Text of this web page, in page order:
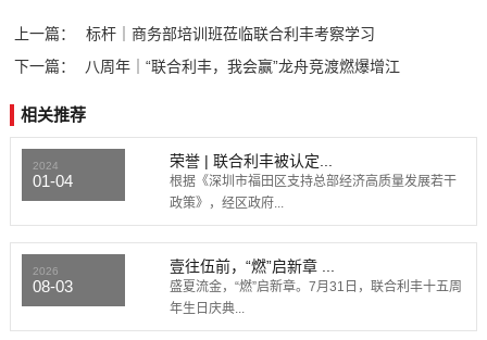
上一篇：
标杆｜商务部培训班莅临联合利丰考察学习
下一篇：
八周年｜“联合利丰，我会赢”龙舟竞渡燃爆增江
相关推荐
2024
01-04
荣誉 | 联合利丰被认定...
根据《深圳市福田区支持总部经济高质量发展若干
政策》，经区政府...
2026
08-03
壹往伍前，“燃”启新章 ...
盛夏流金，“燃”启新章。7月31日，联合利丰十五周
年生日庆典...